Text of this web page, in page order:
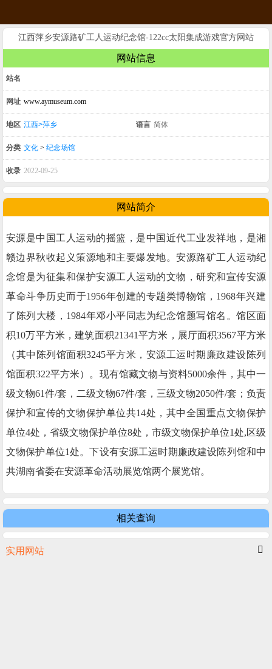
江西萍乡安源路矿工人运动纪念馆-122cc太阳集成游戏官方网站
网站信息
站名
网址 www.aymuseum.com
地区 江西>萍乡 语言 简体
分类 文化 > 纪念场馆
收录 2022-09-25
网站简介
安源是中国工人运动的摇篮，是中国近代工业发祥地，是湘
赣边界秋收起义策源地和主要爆发地。安源路矿工人运动纪
念馆是为征集和保护安源工人运动的文物，研究和宣传安源
革命斗争历史而于1956年创建的专题类博物馆，1968年兴建
了陈列大楼，1984年邓小平同志为纪念馆题写馆名。馆区面
积10万平方米，建筑面积21341平方米，展厅面积3567平方米
（其中陈列馆面积3245平方米，安源工运时期廉政建设陈列
馆面积322平方米）。现有馆藏文物与资料5000余件，其中一
级文物61件/套，二级文物67件/套，三级文物2050件/套；负责
保护和宣传的文物保护单位共14处，其中全国重点文物保护
单位4处，省级文物保护单位8处，市级文物保护单位1处,区级
文物保护单位1处。下设有安源工运时期廉政建设陈列馆和中
共湖南省委在安源革命活动展览馆两个展览馆。
相关查询
实用网站